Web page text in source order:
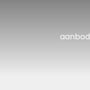
aanbod